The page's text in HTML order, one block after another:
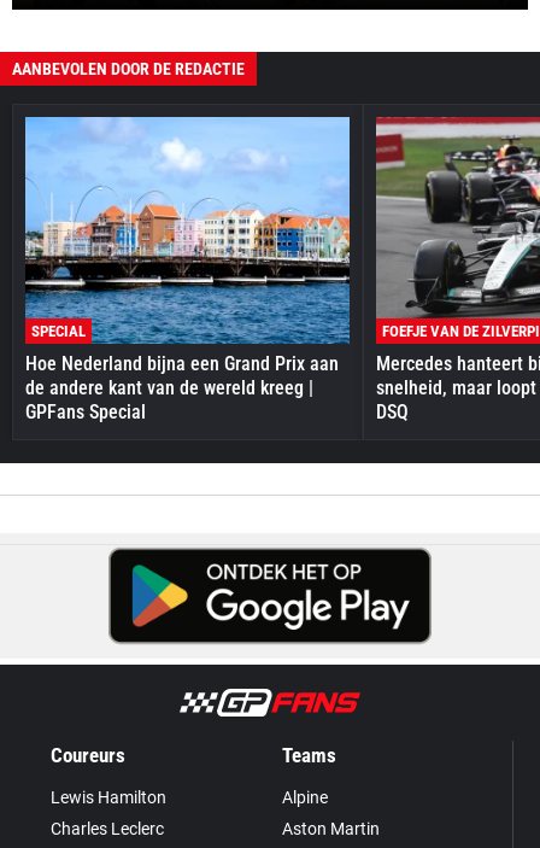
AANBEVOLEN DOOR DE REDACTIE
SPECIAL
Hoe Nederland bijna een Grand Prix aan
de andere kant van de wereld kreeg |
GPFans Special
FOEFJE VAN DE
Mercedes hanteert
snelheid, maar
DSQ
Coureurs
Lewis Hamilton
Charles Leclerc
Teams
Alpine
Aston Martin